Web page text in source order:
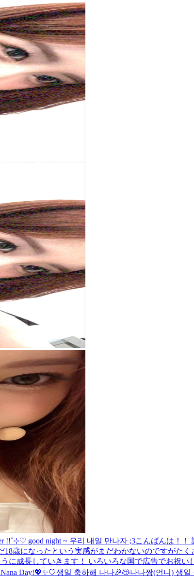
!!˚⊹♡ good night ~ 우리 내일 만나자 ;3こんばんは！！
歳になったという実感がまだわかないのですがた
に成長していきます！ いろいろな国で広告でお祝
Day!💖✨🤍생일 축하해 나나🎉😽나나짱(언니) 생